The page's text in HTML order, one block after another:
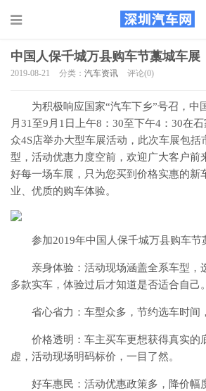
中国人保千城万县购车节藁城车展
2019-08-21 分类： 汽车资讯 评论(0)
为积极响应国家“汽车下乡”号召，中
月31至9月1日上午8：30至下午4：30在
众4S店举办大型车展活动，此次车展包括
型，活动优惠力度空前，欢迎广大客户前
好每一场车展，只为您买到价格实惠的新
业、优质的购车体验。
参加2019年中国人保千城万县购车节
亲身体验：活动现场涵盖全系车型，
多款实车，体验过后才知道是否适合自己。
省心省力：车型众多，节约选车时间
价格透明：车主买车更想获得真实的
虚，活动现场明码标价，一目了然。
好车惠民：活动优惠政策多，降价幅